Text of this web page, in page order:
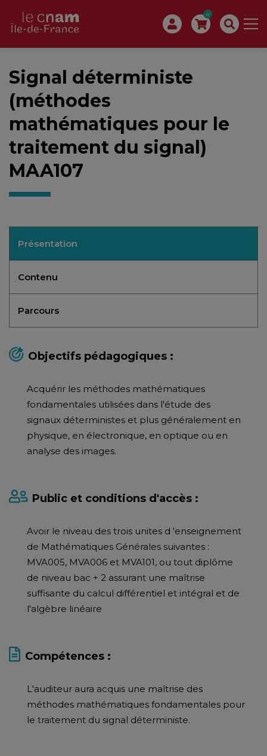
0
Signal déterministe
(méthodes
mathématiques pour le
traitement du signal)
MAA107
Présentation
Contenu
Parcours
Objectifs pédagogiques :
Acquérir les méthodes mathématiques
fondamentales utilisées dans l'étude des
signaux déterministes et plus généralement en
physique, en électronique, en optique ou en
analyse des images.
Public et conditions d'accès :
Avoir le niveau des trois unites d 'enseignement
de Mathématiques Générales suivantes :
MVA005, MVA006 et MVA101, ou tout diplôme
de niveau bac + 2 assurant une maîtrise
suffisante du calcul différentiel et intégral et de
l'algèbre linéaire
Compétences :
L'auditeur aura acquis une maîtrise des
méthodes mathématiques fondamentales pour
le traitement du signal déterministe.